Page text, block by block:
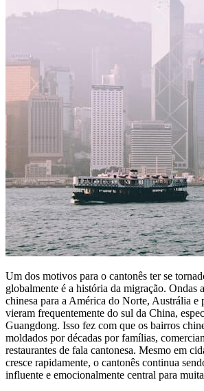
Um dos motivos para o cantonês ter se
globalmente é a história da migração. Ondas
chinesa para a América do Norte, Austrália e
vieram frequentemente do sul da China,
Guangdong. Isso fez com que os bairros
moldados por décadas por famílias,
restaurantes de fala cantonesa. Mesmo em
cresce rapidamente, o cantonês continua
influente e emocionalmente central para